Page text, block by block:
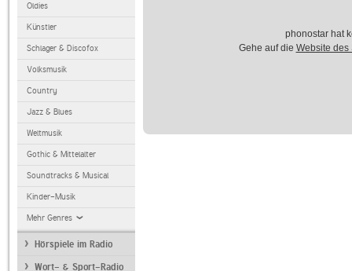
Oldies
Künstler
Schlager & Discofox
Volksmusik
Country
Jazz & Blues
Weltmusik
Gothic & Mittelalter
Soundtracks & Musical
Kinder-Musik
Mehr Genres
Hörspiele im Radio
Wort- & Sport-Radio
phonostar hat
Gehe auf die Website des